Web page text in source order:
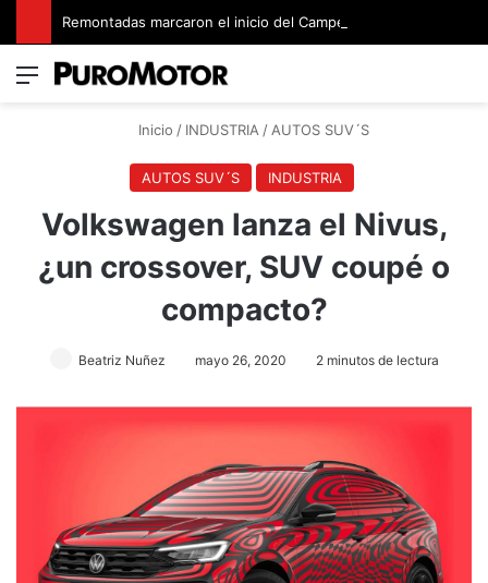
Menú
Inicio / INDUSTRIA / AUTOS SUV´S
AUTOS SUV´S INDUSTRIA
Volkswagen lanza el Nivus,
¿un crossover, SUV coupé o
compacto?
Beatriz Nuñez mayo 26, 2020 2 minutos de lectura